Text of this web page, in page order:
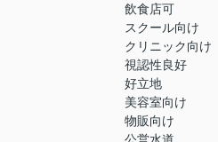
飲食店可
スクール向け
クリニック向け
視認性良好
好立地
美容室向け
物販向け